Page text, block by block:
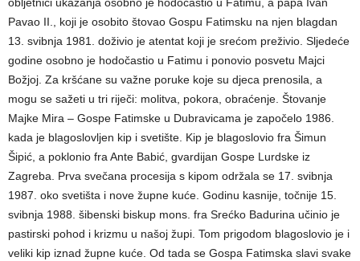
obljetnici ukazanja osobno je hodočastio u Fatimu, a papa Ivan
Pavao II., koji je osobito štovao Gospu Fatimsku na njen blagdan
13. svibnja 1981. doživio je atentat koji je srećom preživio. Sljedeće
godine osobno je hodočastio u Fatimu i ponovio posvetu Majci
Božjoj. Za kršćane su važne poruke koje su djeca prenosila, a
mogu se sažeti u tri riječi: molitva, pokora, obraćenje. Štovanje
Majke Mira – Gospe Fatimske u Dubravicama je započelo 1986.
kada je blagoslovljen kip i svetište. Kip je blagoslovio fra Šimun
Šipić, a poklonio fra Ante Babić, gvardijan Gospe Lurdske iz
Zagreba. Prva svečana procesija s kipom održala se 17. svibnja
1987. oko svetišta i nove župne kuće. Godinu kasnije, točnije 15.
svibnja 1988. šibenski biskup mons. fra Srećko Badurina učinio je
pastirski pohod i krizmu u našoj župi. Tom prigodom blagoslovio je i
veliki kip iznad župne kuće. Od tada se Gospa Fatimska slavi svake